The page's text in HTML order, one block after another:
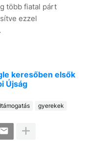
több fiatal párt
ezzel
keresőben elsők
Újság
gyerekek